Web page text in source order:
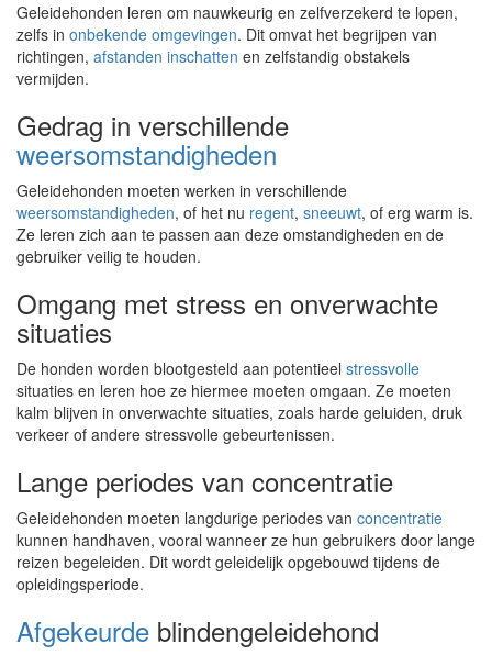
Geleidehonden leren om nauwkeurig en zelfverzekerd te lopen,
zelfs in onbekende omgevingen. Dit omvat het begrijpen van
richtingen, afstanden inschatten en zelfstandig obstakels
vermijden.
Gedrag in verschillende
weersomstandigheden
Geleidehonden moeten werken in verschillende
weersomstandigheden, of het nu regent, sneeuwt, of erg warm is.
Ze leren zich aan te passen aan deze omstandigheden en de
gebruiker veilig te houden.
Omgang met stress en onverwachte
situaties
De honden worden blootgesteld aan potentieel stressvolle
situaties en leren hoe ze hiermee moeten omgaan. Ze moeten
kalm blijven in onverwachte situaties, zoals harde geluiden, druk
verkeer of andere stressvolle gebeurtenissen.
Lange periodes van concentratie
Geleidehonden moeten langdurige periodes van concentratie
kunnen handhaven, vooral wanneer ze hun gebruikers door lange
reizen begeleiden. Dit wordt geleidelijk opgebouwd tijdens de
opleidingsperiode.
Afgekeurde blindengeleidehond